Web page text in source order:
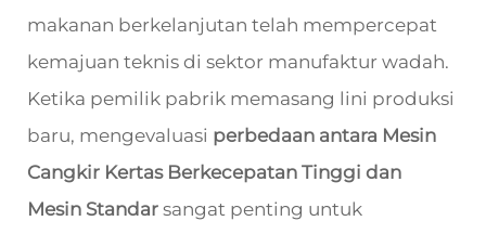
makanan berkelanjutan telah mempercepat
kemajuan teknis di sektor manufaktur wadah.
Ketika pemilik pabrik memasang lini produksi
baru, mengevaluasi perbedaan antara Mesin
Cangkir Kertas Berkecepatan Tinggi dan
Mesin Standar sangat penting untuk